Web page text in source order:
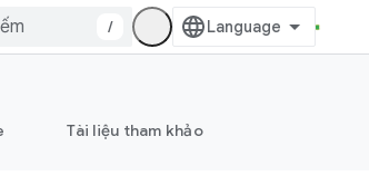
/
Tài liệu tham khảo